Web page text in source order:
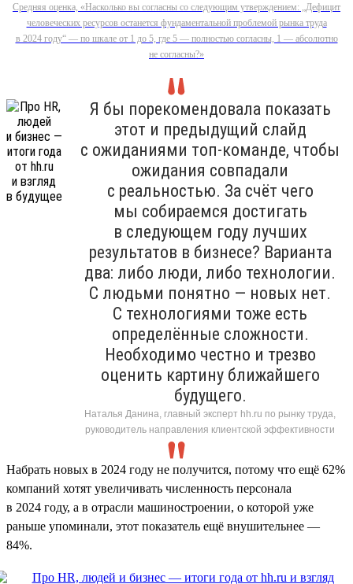
Средняя оценка, «Насколько вы согласны со следующим утверждением: „Дефицит
человеческих ресурсов останется фундаментальной проблемой рынка труда
в 2024 году“ — по шкале от 1 до 5, где 5 — полностью согласны, 1 — абсолютно
не согласны?»
Я бы порекомендовала показать
этот и предыдущий слайд
с ожиданиями топ-команде, чтобы
ожидания совпадали
с реальностью. За счёт чего
мы собираемся достигать
в следующем году лучших
результатов в бизнесе? Варианта
два: либо люди, либо технологии.
С людьми понятно — новых нет.
С технологиями тоже есть
определённые сложности.
Необходимо честно и трезво
оценить картину ближайшего
будущего.
Наталья Данина, главный эксперт hh.ru по рынку труда,
руководитель направления клиентской эффективности
Набрать новых в 2024 году не получится, потому что ещё 62%
компаний хотят увеличивать численность персонала
в 2024 году, а в отрасли машиностроении, о которой уже
раньше упоминали, этот показатель ещё внушительнее —
84%.